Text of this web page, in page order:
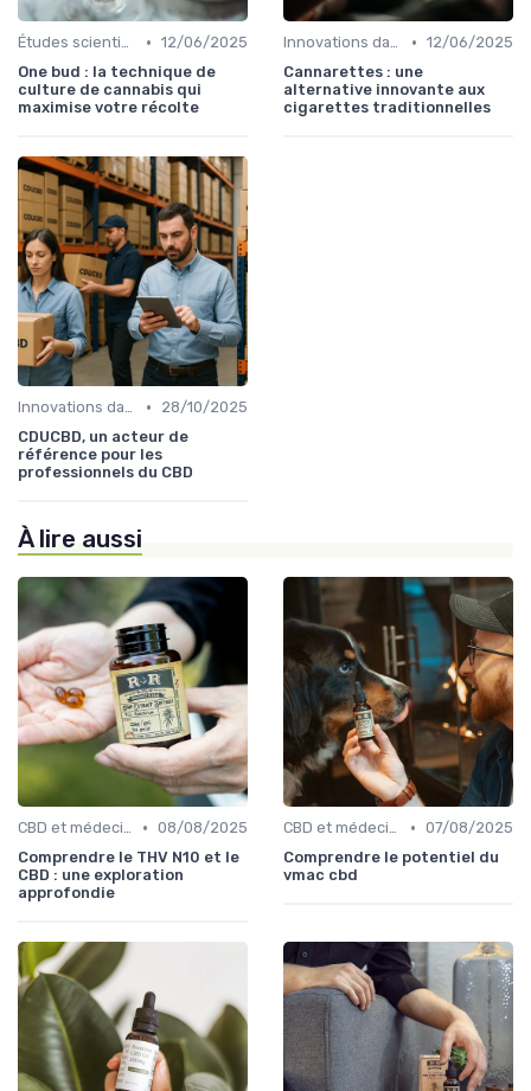
Études scientifiques • 12/06/2025
One bud : la technique de
culture de cannabis qui
maximise votre récolte
Innovations dans le CBD • 12/06/2025
Cannarettes : une
alternative innovante aux
cigarettes traditionnelles
Innovations dans le CBD •
28/10/2025
CDUCBD, un acteur de
référence pour les
professionnels du CBD
À lire aussi
CBD et médecine • 08/08/2025
Comprendre le THV N10 et le
CBD : une exploration
approfondie
CBD et médecine • 07/08/2025
Comprendre le potentiel du
vmac cbd